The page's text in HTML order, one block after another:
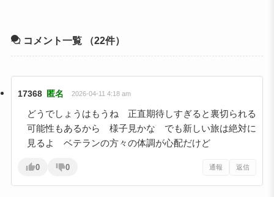
コメント一覧 （22件）
17368 匿名 2026-04-11 4:18 am
どうでしょうはもうね 正直期待しすぎると裏切られる
可能性もあるから 様子見かな でも新しい旅は絶対に
見るよ ベテランの方々の体調が心配だけど
0 0 通報 返信